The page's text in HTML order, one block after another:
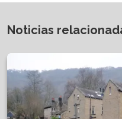
Noticias